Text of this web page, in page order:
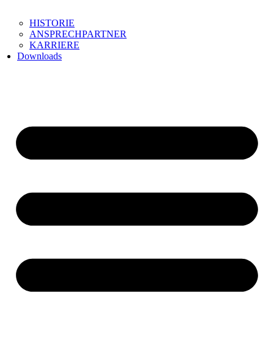
HISTORIE
ANSPRECHPARTNER
KARRIERE
Downloads